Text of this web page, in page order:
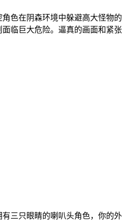
色在阴森环境中躲避高大怪
临巨大危险。逼真的画面和
三只眼睛的喇叭头角色，你